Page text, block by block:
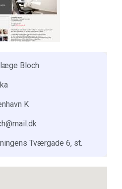
Bloch
K
Tværgade 6, st.